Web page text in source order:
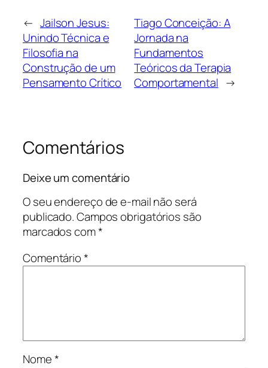
← Jailson Jesus:
Unindo Técnica e
Filosofia na
Construção de um
Pensamento Crítico
Tiago Conceição: A
Jornada na
Fundamentos
Teóricos da Terapia
Comportamental →
Comentários
Deixe um comentário
O seu endereço de e-mail não será
publicado.Campos obrigatórios são
marcados com*
Comentário*
Nome*